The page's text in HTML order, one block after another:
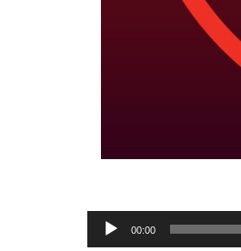
Audio
Player
00:00